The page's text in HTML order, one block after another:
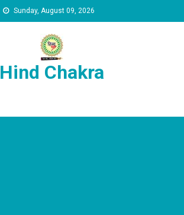
Sunday, August 09, 2026
Hind Chakra